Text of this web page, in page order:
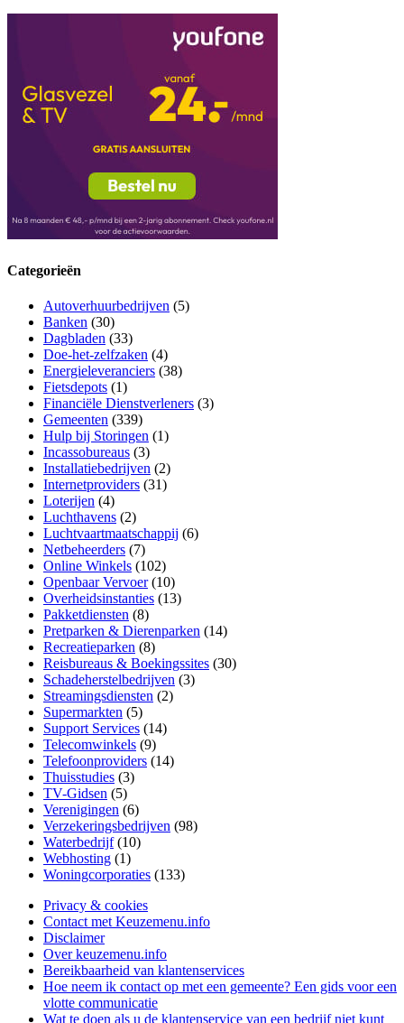
Categorieën
Autoverhuurbedrijven (5)
Banken (30)
Dagbladen (33)
Doe-het-zelfzaken (4)
Energieleveranciers (38)
Fietsdepots (1)
Financiële Dienstverleners (3)
Gemeenten (339)
Hulp bij Storingen (1)
Incassobureaus (3)
Installatiebedrijven (2)
Internetproviders (31)
Loterijen (4)
Luchthavens (2)
Luchtvaartmaatschappij (6)
Netbeheerders (7)
Online Winkels (102)
Openbaar Vervoer(10)
Overheidsinstanties (13)
Pakketdiensten (8)
Pretparken & Dierenparken (14)
Recreatieparken (8)
Reisbureaus & Boekingssites (30)
Schadeherstelbedrijven (3)
Streamingsdiensten (2)
Supermarkten (5)
Support Services (14)
Telecomwinkels (9)
Telefoonproviders (14)
Thuisstudies (3)
TV-Gidsen (5)
Verenigingen (6)
Verzekeringsbedrijven (98)
Waterbedrijf(10)
Webhosting (1)
Woningcorporaties (133)
Privacy & cookies
Contact met Keuzemenu.info
Disclaimer
Over keuzemenu.info
Bereikbaarheid van klantenservices
Hoe neem ik contact op met een gemeente? Een gids voor een
vlotte communicatie
Wat te doen als u de klantenservice van een bedrijf niet kunt